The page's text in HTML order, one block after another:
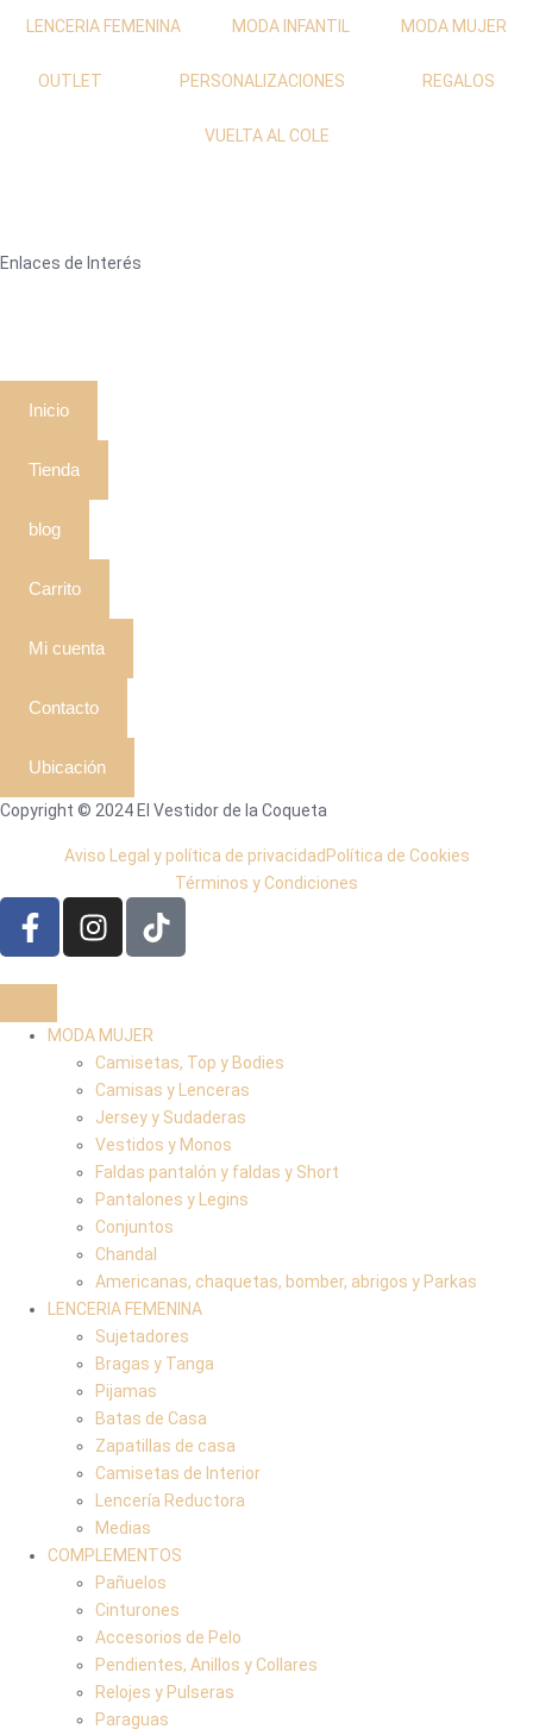
LENCERIA FEMENINA MODA INFANTIL MODA MUJER
OUTLET PERSONALIZACIONES REGALOS
VUELTA AL COLE
Enlaces de Interés
Inicio
Tienda
blog
Carrito
Mi cuenta
Contacto
Ubicación
Copyright © 2024 El Vestidor de la Coqueta
Aviso Legal y política de privacidad Política de Cookies
Términos y Condiciones
MODA MUJER
Camisetas, Top y Bodies
Camisas y Lenceras
Jersey y Sudaderas
Vestidos y Monos
Faldas pantalón y faldas y Short
Pantalones y Legins
Conjuntos
Chandal
Americanas, chaquetas, bomber, abrigos y Parkas
LENCERIA FEMENINA
Sujetadores
Bragas y Tanga
Pijamas
Batas de Casa
Zapatillas de casa
Camisetas de Interior
Lencería Reductora
Medias
COMPLEMENTOS
Pañuelos
Cinturones
Accesorios de Pelo
Pendientes, Anillos y Collares
Relojes y Pulseras
Paraguas